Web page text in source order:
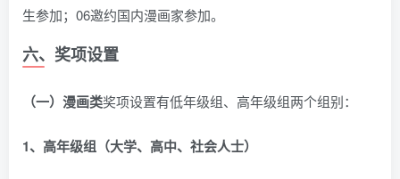
生参加；06邀约国内漫画家参加。‍
六、奖项设置
（一）漫画类奖项设置有低年级组、高年级组两个组别：
1、高年级组（大学、高中、社会人士）